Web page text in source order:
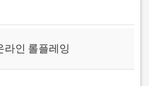
라인 롤플레잉